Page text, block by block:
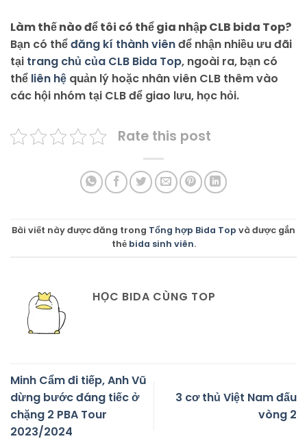
Làm thế nào để tôi có thể gia nhập CLB bida Top?
Bạn có thểđăng kí thành viênđể nhận nhiều ưu đãi
tại trang chủ của CLB Bida Top, ngoài ra, bạn có
thể liên hệ quản lý hoặc nhân viên CLB thêm vào
các hội nhóm tại CLB để giao lưu, học hỏi.
Rate this post
Bài viết này được đăng trong Tổng hợp Bida Top và được gắn
thẻ bida sinh viên.
HỌC BIDA CÙNG TOP
Minh Cẩm đi tiếp, Anh Vũ
dừng bước đáng tiếc ở
chặng 2 PBA Tour
2023/2024
3 cơ thủ Việt Nam đấu
vòng 2